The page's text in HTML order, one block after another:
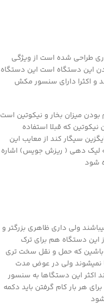
طراحی شده است از ویژگی
این دستگاه است این دستگاه
و اکثرا دارای سنسور مکش
بودن میزان بخار و نیکوتین است
نیکوتین که قبلا استفاده
سیگار کند از معایب این
لیک دهی ( ریزش جویس) اشاره
شود
ولی داری ظاهری بزرگتر و
این دستگاه هم برای ترک
باشین که حمل و نقل سخت تری
نمیشوند ولی در عوض مدت
اکثر این دستگاها به سنسور
هر بار کام گرفتن باید دکمه